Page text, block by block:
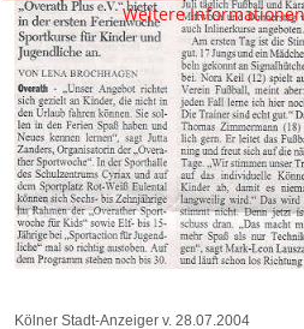
Kölner Stadt-Anzeiger v. 28.07.2004
Weitere Informationen